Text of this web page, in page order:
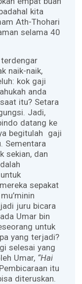
kita
Ath-Thohari
selama 40
naik-naik,
kok gaji
anda
itu? Setara
Jadi,
datang ke
begitulah gaji
Sementara
sekian, dan
sepakat
juru bicara
Umar bin
untuk
yang terjadi?
selesai yang
Umar, “Hai
itu
diteruskan.